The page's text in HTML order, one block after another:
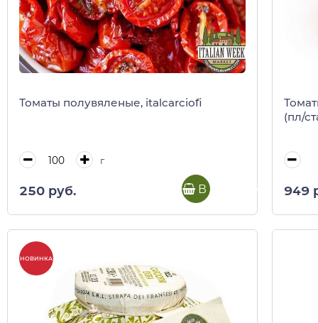
Томаты полувяленые, italcarciofi
г
250 руб. В корзину
(пл/
949
НОВИНКА